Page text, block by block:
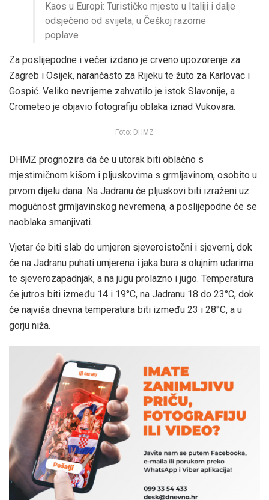
Kaos u Europi: Turističko mjesto u Italiji i dalje
odsječeno od svijeta, u Češkoj razorne
poplave
Za poslijepodne i večer izdano je crveno upozorenje za
Zagreb i Osijek, narančasto za Rijeku te žuto za Karlovac i
Gospić. Veliko nevrijeme zahvatilo je istok Slavonije, a
Crometeo je objavio fotografiju oblaka iznad Vukovara.
Foto: DHMZ
DHMZ prognozira da će u utorak biti oblačno s
mjestimičnom kišom i pljuskovima s grmljavinom, osobito u
prvom dijelu dana. Na Jadranu će pljuskovi biti izraženi uz
mogućnost grmljavinskog nevremena, a poslijepodne će se
naoblaka smanjivati.
Vjetar će biti slab do umjeren sjeveroistočni i sjeverni, dok
će na Jadranu puhati umjerena i jaka bura s olujnim udarima
te sjeverozapadnjak, a na jugu prolazno i jugo. Temperatura
će jutros biti između 14 i 19°C, na Jadranu 18 do 23°C, dok
će najviša dnevna temperatura biti između 23 i 28°C, a u
gorju niža.